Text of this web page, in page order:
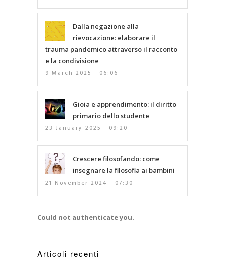
Dalla negazione alla
rievocazione: elaborare il
trauma pandemico attraverso il racconto
e la condivisione
9 March 2025 - 06:06
Gioia e apprendimento: il diritto
primario dello studente
23 January 2025 - 09:20
Crescere filosofando: come
insegnare la filosofia ai bambini
21 November 2024 - 07:30
Could not authenticate you.
Articoli recenti